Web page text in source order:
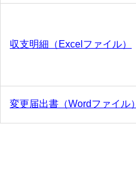
収支明細（Excelファイル）
変更届出書（Wordファイル）